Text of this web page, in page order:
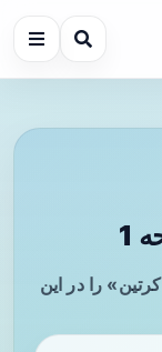
1
را در این